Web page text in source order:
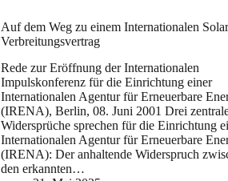
Auf dem Weg zu einem Internationalen
Verbreitungsvertrag
Rede zur Eröffnung der Internationalen
Impulskonferenz für die Einrichtung einer
Internationalen Agentur für Erneuerbare
(IRENA), Berlin, 08. Juni 2001 Drei
Widersprüche sprechen für die Einrichtung
Internationalen Agentur für Erneuerbare
(IRENA): Der anhaltende Widerspruch
den erkannten…